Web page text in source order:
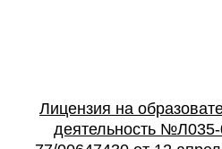
Лицензия на
деятельность